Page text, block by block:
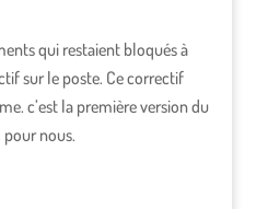
qui restaient bloqués à
sur le poste. Ce correctif
c’est la première version du
nous.